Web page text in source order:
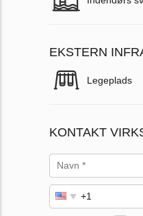
EKSTERN
Legeplads
KONTAKT